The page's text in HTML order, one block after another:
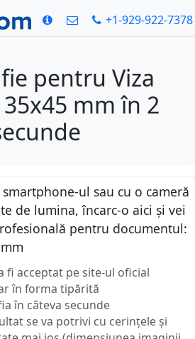
+1-929-922-7378
pentru Viza
35x45 mm în 2
ul sau cu o cameră
de lumina, încarc-o aici și vei
pentru documentul:
fi acceptat pe site-ul oficial
în forma tipărită
în câteva secunde
se va potrivi cu cerințele și